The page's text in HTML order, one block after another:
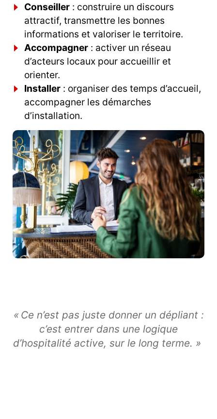
Conseiller : construire un discours
attractif, transmettre les bonnes
informations et valoriser le territoire.
Accompagner : activer un réseau
d’acteurs locaux pour accueillir et
orienter.
Installer : organiser des temps d’accueil,
accompagner les démarches
d’installation.
« Ce n’est pas juste donner un dépliant :
c’est entrer dans une logique
d’hospitalité active, sur le long terme. »